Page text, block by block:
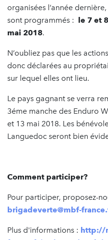
organisées l’année
sont programmés : le 7 et
mai 2018.
N’oubliez pas que les
donc déclarées au
sur lequel elles ont lieu.
Le pays gagnant se verra
3éme manche des Enduro
et 13 mai 2018. Les
Languedoc seront bien
Comment participer?
Pour participer, proposez-
brigadeverte@mbf-
Plus d'informations : http://